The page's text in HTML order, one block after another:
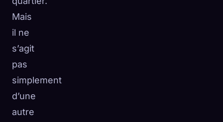
Mais
il ne
s’agit
pas
simplement
d’une
autre